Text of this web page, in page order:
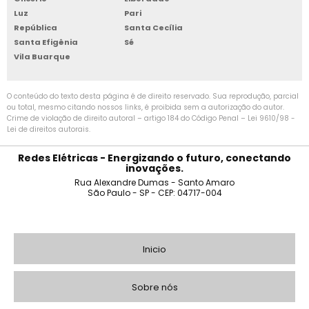
indústrias, realizando a montagem e instalação de
sistemas elétricos em equipamentos e máquinas,
além de realizar a manutenção preventiva e
corretiva.
4. Eletricista montador de obras: atua em obras de
construção civil, sendo responsável por realizar
todas as etapas de instalação elétrica, desde a
passagem de fios até a instalação dos
componentes elétricos.
QUAIS AS VANTAGENS DE SER
MONTADOR?
A profissão de eletricista montador oferece
ELETRICISTA INSTALADOR RESIDENCIAL
ELETRICISTA OFFSHORE
ELETRICISTA EM SÃO BERNARDO DO CAMPO
ELETRICISTA BOBINADOR
ELETRICISTA MARITIMO
ELETRICISTA DE REDES DE DISTRIBUIÇÃO DE ENERGIA ELÉTRICA
ELETRICISTA AUTONOMO
ELETRICISTA NAVAL
Luz
Pari
República
Santa Cecília
Santa Efigênia
Sé
Vila Buarque
O conteúdo do texto desta página é de direito reservado. Sua reprodução, parcial
ou total, mesmo citando nossos links, é proibida sem a autorização do autor.
Crime de violação de direito autoral – artigo 184 do Código Penal – Lei 9610/98 -
Lei de direitos autorais.
Redes Elétricas - Energizando o futuro, conectando
inovações.
Rua Alexandre Dumas - Santo Amaro
São Paulo - SP - CEP: 04717-004
Inicio
Sobre nós